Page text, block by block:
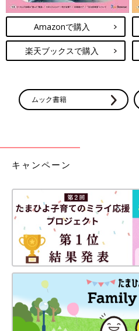
Amazonで購入
楽天ブックスで購入
ムック書籍
キャンペーン